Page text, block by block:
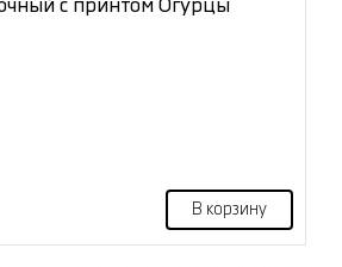
с принтом Огурцы
В корзину